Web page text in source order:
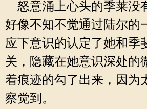
怒意涌上心头的季莱没
好像不知不觉通过陆尔的
应下意识的认定了她和季
关，隐藏在她意识深处的
着痕迹的勾了出来，因为
察觉到。